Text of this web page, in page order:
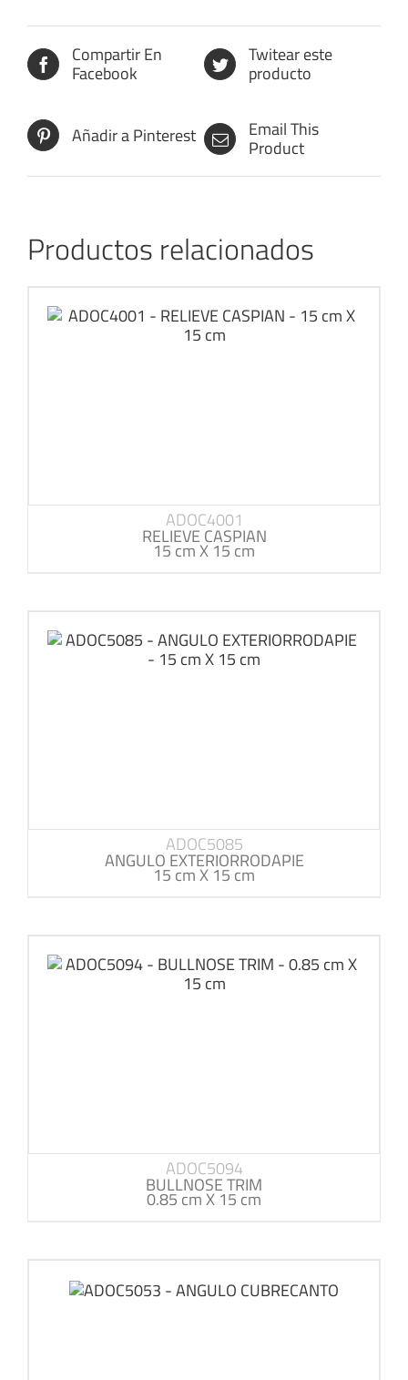
Compartir En
Facebook
Twitear este
producto
Añadir a Pinterest Email This
Product
Productos relacionados
ADOC4001
RELIEVE CASPIAN
15 cm X 15 cm
ADOC5085
ANGULO EXTERIORRODAPIE
15 cm X 15 cm
ADOC5094
BULLNOSE TRIM
0.85 cm X 15 cm